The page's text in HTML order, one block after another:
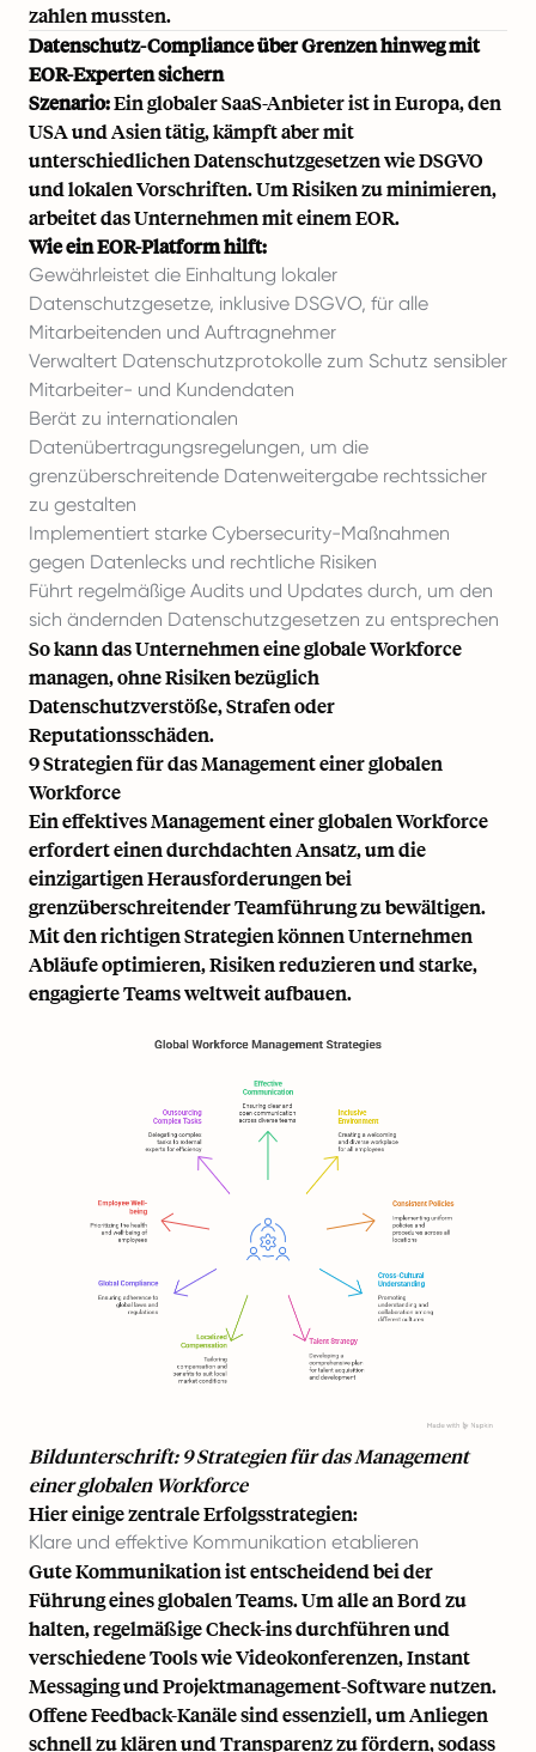
zahlen mussten.
Datenschutz-Compliance über Grenzen hinweg mit
EOR-Experten sichern
Szenario:Ein globaler SaaS-Anbieter ist in Europa, den
USA und Asien tätig, kämpft aber mit
unterschiedlichen Datenschutzgesetzen wie DSGVO
und lokalen Vorschriften. Um Risiken zu minimieren,
arbeitet das Unternehmen mit einem EOR.
Wie ein EOR-Platform hilft:
Gewährleistet die Einhaltung lokaler
Datenschutzgesetze, inklusive DSGVO, für alle
Mitarbeitenden und Auftragnehmer
Verwaltert Datenschutzprotokolle zum Schutz sensibler
Mitarbeiter- und Kundendaten
Berät zu internationalen
Datenübertragungsregelungen, um die
grenzüberschreitende Datenweitergabe rechtssicher
zu gestalten
Implementiert starke Cybersecurity-Maßnahmen
gegen Datenlecks und rechtliche Risiken
Führt regelmäßige Audits und Updates durch, um den
sich ändernden Datenschutzgesetzen zu entsprechen
So kann das Unternehmen eine globale Workforce
managen, ohne Risiken bezüglich
Datenschutzverstöße, Strafen oder
Reputationsschäden.
9 Strategien für das Management einer globalen
Workforce
Ein effektives Management einer globalen Workforce
erfordert einen durchdachten Ansatz, um die
einzigartigen Herausforderungen bei
grenzüberschreitender Teamführung zu bewältigen.
Mit den richtigen Strategien können Unternehmen
Abläufe optimieren, Risiken reduzieren und starke,
engagierte Teams weltweit aufbauen.
Bildunterschrift: 9 Strategien für das Management
einer globalen Workforce
Hier einige zentrale Erfolgsstrategien:
Klare und effektive Kommunikation etablieren
Gute Kommunikation ist entscheidend bei der
Führung eines globalen Teams. Um alle an Bord zu
halten, regelmäßige Check-ins durchführen und
verschiedene Tools wie Videokonferenzen, Instant
Messaging und Projektmanagement-Software nutzen.
Offene Feedback-Kanäle sind essenziell, um Anliegen
schnell zu klären und Transparenz zu fördern, sodass